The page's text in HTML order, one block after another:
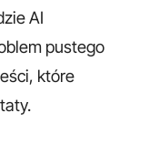
AI
pustego
które